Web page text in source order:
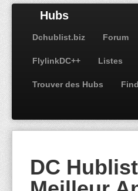
Hubs
Dchublist.biz Forum
FlylinkDC++ Listes
Trouver des Hubs
DC